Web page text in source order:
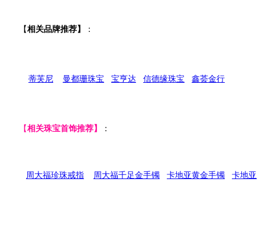
【相关品牌推荐】 ：
蒂芙尼 曼都珊珠宝 宝亨达 信德缘珠宝 鑫荟金行
【相关珠宝首饰推荐】 ：
周大福珍珠戒指 周大福千足金手镯 卡地亚黄金手镯 卡地亚